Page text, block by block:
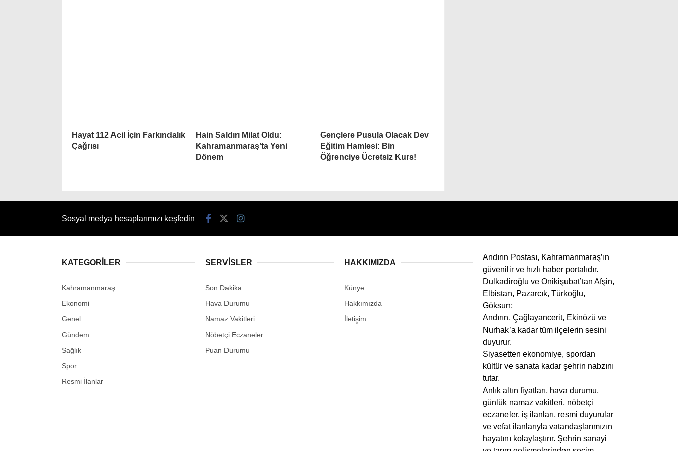
Hayat 112 Acil İçin Farkındalık
Çağrısı
Hain Saldırı Milat Oldu:
Kahramanmaraş’ta Yeni
Dönem
Gençlere Pusula Olacak Dev
Eğitim Hamlesi: Bin
Öğrenciye Ücretsiz Kurs!
Sosyal medya hesaplarımızı keşfedin
KATEGORİLER
Kahramanmaraş
Ekonomi
Genel
Gündem
Sağlık
Spor
Resmi İlanlar
SERVİSLER
Son Dakika
Hava Durumu
Namaz Vakitleri
Nöbetçi Eczaneler
Puan Durumu
HAKKIMIZDA
Künye
Hakkımızda
İletişim
Andırın Postası, Kahramanmaraş’ın
güvenilir ve hızlı haber portalıdır.
Dulkadiroğlu ve Onikişubat’tan Afşin,
Elbistan, Pazarcık, Türkoğlu,
Göksun;
Andırın, Çağlayancerit, Ekinözü ve
Nurhak’a kadar tüm ilçelerin sesini
duyurur.
Siyasetten ekonomiye, spordan
kültür ve sanata kadar şehrin nabzını
tutar.
Anlık altın fiyatları, hava durumu,
günlük namaz vakitleri, nöbetçi
eczaneler, iş ilanları, resmi duyurular
ve vefat ilanlarıyla vatandaşlarımızın
hayatını kolaylaştırır. Şehrin sanayi